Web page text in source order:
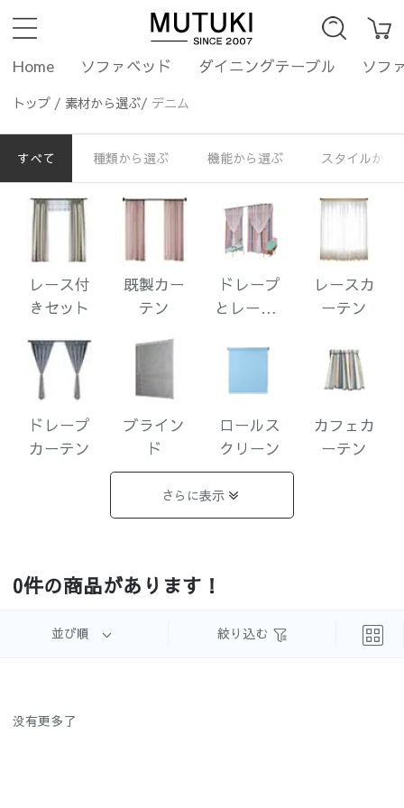
Home ソファベッド ダイニングテーブル ソフ
トップ / 素材から選ぶ/ デニム
すべて 種類から選ぶ 機能から選ぶ スタイルから
レース付
きセット
既製カー
テン
ドレープ
とレース1
レースカ
ーテン
ドレープ
カーテン
ブライン
ド
ロールス
クリーン
カフェカ
ーテン
め
さらに表示
0件の商品があります！
並び順 絞り込む
没有更多了